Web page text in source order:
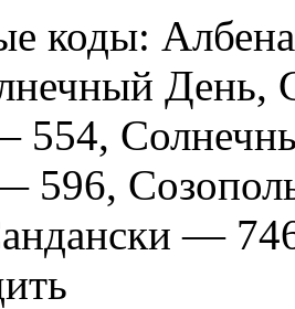
коды:
День,
554,
596,
—